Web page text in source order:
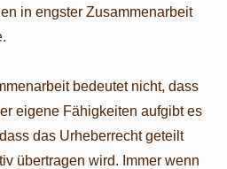
in engster Zusammenarbeit
bedeutet nicht, dass
eigene Fähigkeiten aufgibt es
das Urheberrecht geteilt
übertragen wird. Immer wenn